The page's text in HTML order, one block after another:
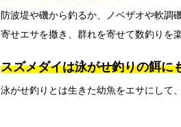
防波堤や磯から釣るか、ノベザオや軟調
寄せエサを撒き、群れを寄せて数釣りを
スズメダイは泳がせ釣りの餌に
泳がせ釣りとは生きた幼魚をエサにして